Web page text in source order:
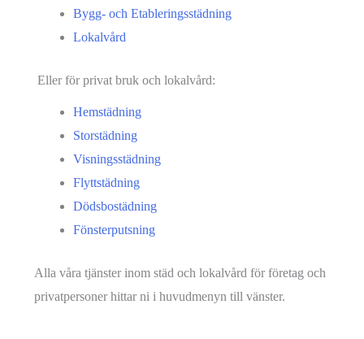
Bygg- och Etableringsstädning
Lokalvård
Eller för privat bruk och lokalvård:
Hemstädning
Storstädning
Visningsstädning
Flyttstädning
Dödsbostädning
Fönsterputsning
Alla våra tjänster inom städ och lokalvård för företag och
privatpersoner hittar ni i huvudmenyn till vänster.